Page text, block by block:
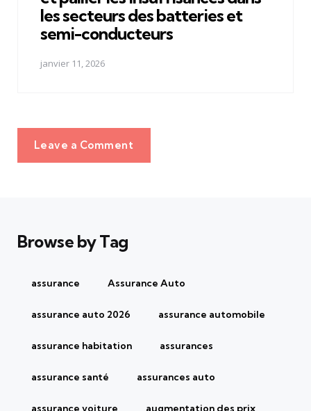
les secteurs des batteries et
semi-conducteurs
janvier 11, 2026
Leave a Comment
Browse by Tag
assurance Assurance Auto
assurance auto 2026 assurance automobile
assurance habitation assurances
assurance santé assurances auto
assurance voiture augmentation des prix